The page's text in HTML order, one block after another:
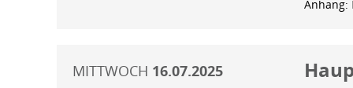
Anhang:
MITTWOCH 16.07.2025